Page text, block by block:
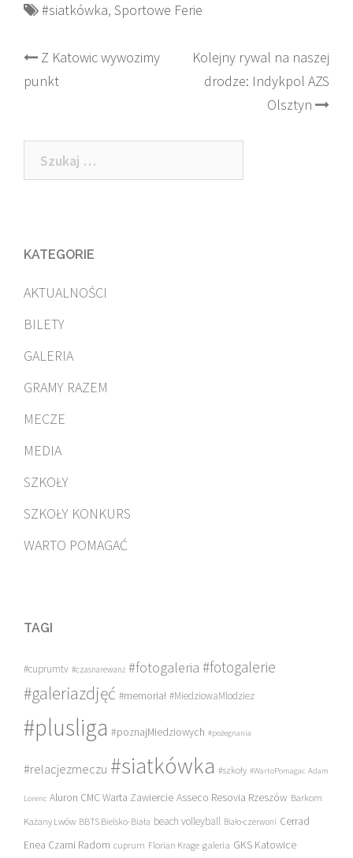
#siatkówka, Sportowe Ferie
Post
navigation
Z Katowic wywozimy
punkt
Kolejny rywal na naszej
drodze: Indykpol AZS
Olsztyn
Szukaj:
KATEGORIE
AKTUALNOŚCI
BILETY
GALERIA
GRAMY RAZEM
MECZE
MEDIA
SZKOŁY
SZKOŁY KONKURS
WARTO POMAGAĆ
TAGI
#cuprumtv #czasnarewanż #fotogaleria #fotogalerie
#galeriazdjęć #memoriał #MiedziowaMlodziez
#plusliga #poznajMiedziowych #pożegnania
#relacjezmeczu #siatkówka #szkoły #WartoPomagac Adam
Lorenc Aluron CMC Warta Zawiercie Asseco Resovia Rzeszów Barkom
Każany Lwów BBTS Bielsko-Biała beach volleyball Biało-czerwoni Cerrad
Enea Czarni Radom cuprum Florian Krage galeria GKS Katowice